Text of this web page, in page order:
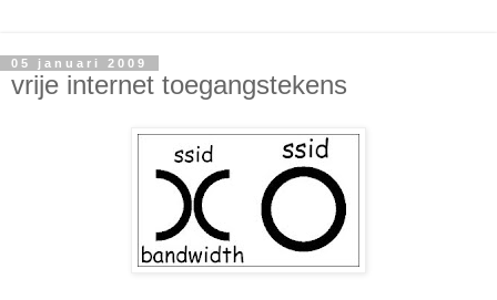
05 januari 2009
vrije internet toegangstekens